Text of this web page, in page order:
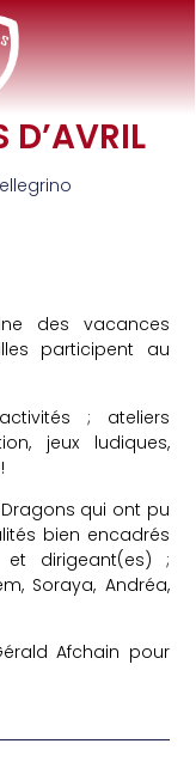
D’AVRIL
des vacances
participent au
; ateliers
jeux ludiques,
qui ont pu
bien encadrés
et dirigeant(es) ;
Soraya, Andréa,
Afchain pour